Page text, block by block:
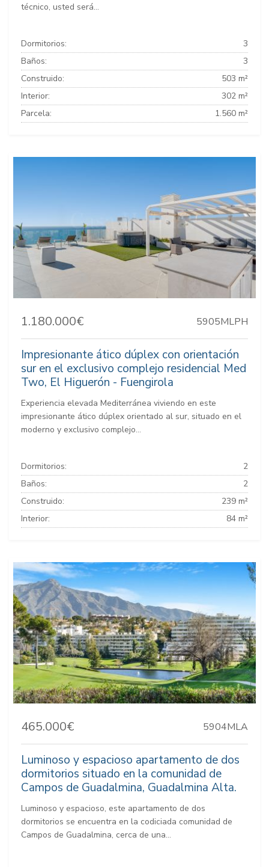
técnico, usted será...
Dormitorios:
3
Baños:
3
Construido:
503 m²
Interior:
302 m²
Parcela:
1.560 m²
1.180.000€ 5905MLPH
Impresionante ático dúplex con orientación
sur en el exclusivo complejo residencial Med
Two, El Higuerón - Fuengirola
Experiencia elevada Mediterránea viviendo en este
impresionante ático dúplex orientado al sur, situado en el
moderno y exclusivo complejo...
Dormitorios:
2
Baños:
2
Construido:
239 m²
Interior:
84 m²
465.000€ 5904MLA
Luminoso y espacioso apartamento de dos
dormitorios situado en la comunidad de
Campos de Guadalmina, Guadalmina Alta.
Luminoso y espacioso, este apartamento de dos
dormitorios se encuentra en la codiciada comunidad de
Campos de Guadalmina, cerca de una...